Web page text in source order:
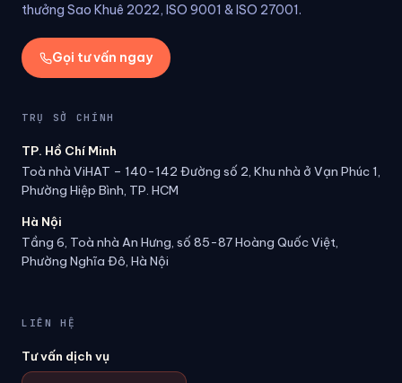
thưởng Sao Khuê 2022, ISO 9001 & ISO 27001.
Gọi tư vấn ngay
TRỤ SỞ CHÍNH
TP. Hồ Chí Minh
Toà nhà ViHAT – 140-142 Đường số 2, Khu nhà ở Vạn Phúc 1,
Phường Hiệp Bình, TP. HCM
Hà Nội
Tầng 6, Toà nhà An Hưng, số 85-87 Hoàng Quốc Việt,
Phường Nghĩa Đô, Hà Nội
LIÊN HỆ
Tư vấn dịch vụ